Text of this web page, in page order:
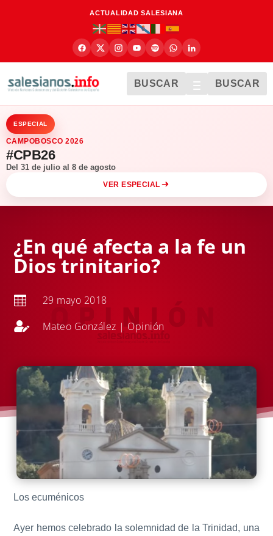
ACTUALIDAD SALESIANA
BUSCAR BUSCAR
ESPECIAL
CAMPOBOSCO 2026
#CPB26
Del 31 de julio al 8 de agosto
VER ESPECIAL
¿En qué afecta a la fe un
Dios trinitario?
 29 mayo 2018
 Mateo González |Opinión
Los ecuménicos
Ayer hemoscelebrado la solemnidad de la Trinidad, una